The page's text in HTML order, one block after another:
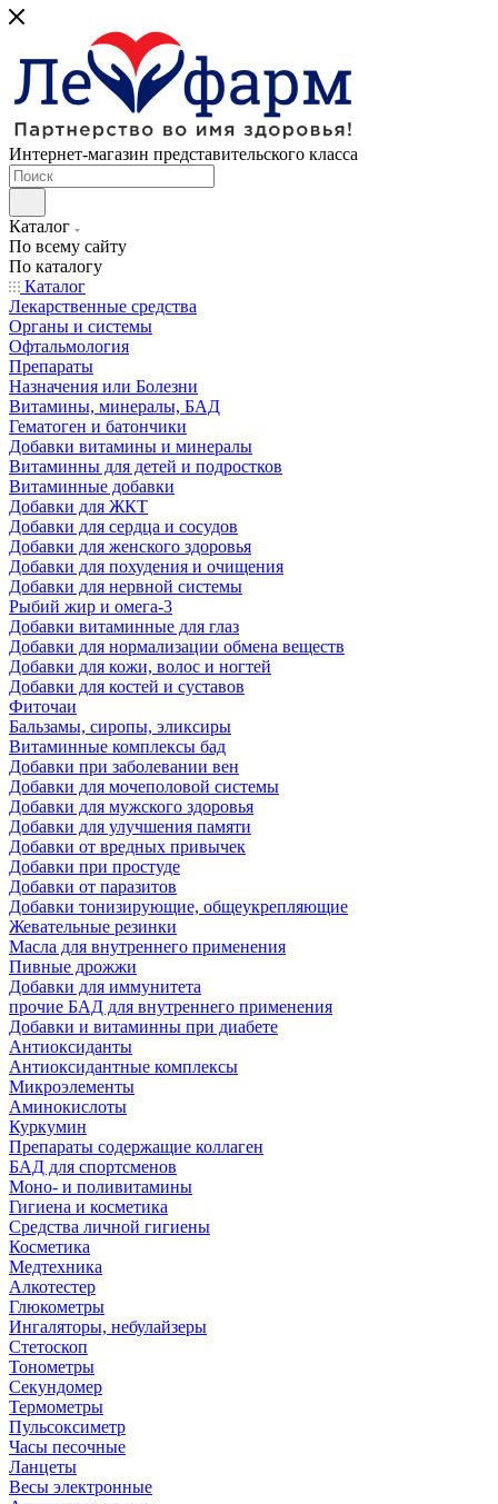
Интернет-магазин представительского класса
Каталог
По всему сайту
По каталогу
Каталог
Лекарственные средства
Органы и системы
Офтальмология
Препараты
Назначения или Болезни
Витамины, минералы, БАД
Гематоген и батончики
Добавки витамины и минералы
Витаминны для детей и подростков
Витаминные добавки
Добавки для ЖКТ
Добавки для сердца и сосудов
Добавки для женского здоровья
Добавки для похудения и очищения
Добавки для нервной системы
Рыбий жир и омега-3
Добавки витаминные для глаз
Добавки для нормализации обмена веществ
Добавки для кожи, волос и ногтей
Добавки для костей и суставов
Фиточаи
Бальзамы, сиропы, эликсиры
Витаминные комплексы бад
Добавки при заболевании вен
Добавки для мочеполовой системы
Добавки для мужского здоровья
Добавки для улучшения памяти
Добавки от вредных привычек
Добавки при простуде
Добавки от паразитов
Добавки тонизирующие, общеукрепляющие
Жевательные резинки
Масла для внутреннего применения
Пивные дрожжи
Добавки для иммунитета
прочие БАД для внутреннего применения
Добавки и витаминны при диабете
Антиоксиданты
Антиоксидантные комплексы
Микроэлементы
Аминокислоты
Куркумин
Препараты содержащие коллаген
БАД для спортсменов
Моно- и поливитамины
Гигиена и косметика
Средства личной гигиены
Косметика
Медтехника
Алкотестер
Глюкометры
Ингаляторы, небулайзеры
Стетоскоп
Тонометры
Секундомер
Термометры
Пульсоксиметр
Часы песочные
Ланцеты
Весы электронные